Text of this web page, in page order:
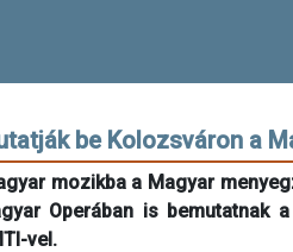
be Kolozsváron a
mozikba a Magyar
Operában is bemutatnak
vel.